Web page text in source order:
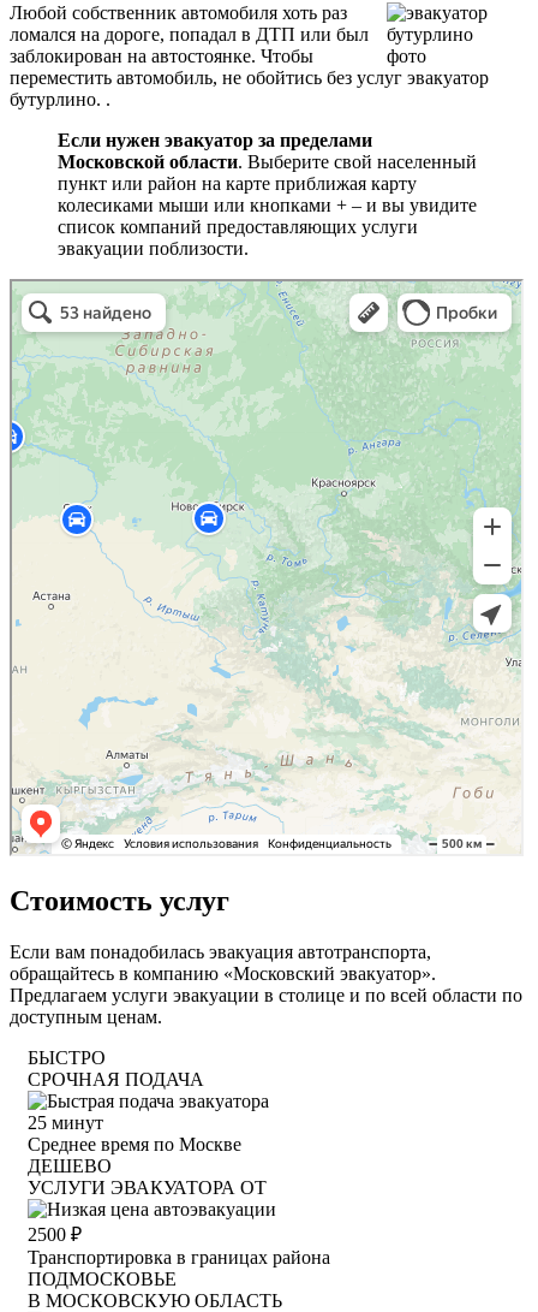
Любой собственник автомобиля хоть раз
ломался на дороге, попадал в ДТП или был
заблокирован на автостоянке. Чтобы
переместить автомобиль, не обойтись без услуг эвакуатор
бутурлино. .
Если нужен эвакуатор за пределами
Московской области. Выберите свой населенный
пункт или район на карте приближая карту
колесиками мыши или кнопками + – и вы увидите
список компаний предоставляющих услуги
эвакуации поблизости.
эвакуаторы на карте
Волоколамск
Стоимость услуг
Если вам понадобилась эвакуация автотранспорта,
обращайтесь в компанию «Московский эвакуатор».
Предлагаем услуги эвакуации в столице и по всей области по
доступным ценам.
БЫСТРО
СРОЧНАЯ ПОДАЧА
25 минут
Среднее время по Москве
ДЕШЕВО
УСЛУГИ ЭВАКУАТОРА ОТ
2500 ₽
Транспортировка в границах района
ПОДМОСКОВЬЕ
В МОСКОВСКУЮ ОБЛАСТЬ